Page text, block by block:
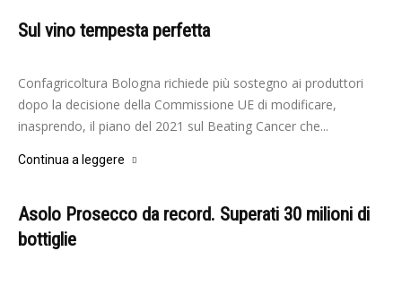
Sul vino tempesta perfetta
Elisabetta Gori - 15 Febbraio 2025
Confagricoltura Bologna richiede più sostegno ai produttori
dopo la decisione della Commissione UE di modificare,
inasprendo, il piano del 2021 sul Beating Cancer che...
Continua a leggere
Asolo Prosecco da record. Superati 30 milioni di
bottiglie
Elisabetta Gori